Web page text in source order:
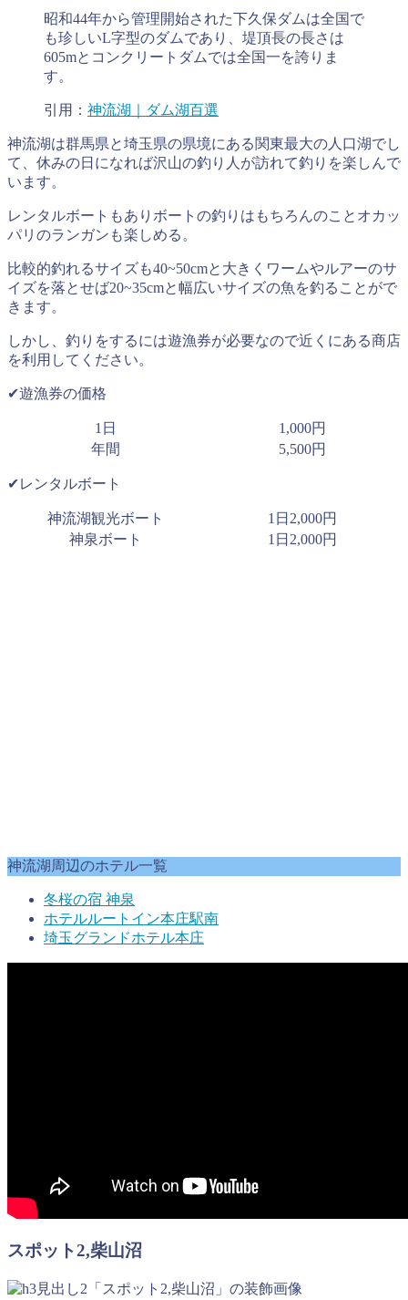
昭和44年から管理開始された下久保ダムは全国で
も珍しいL字型のダムであり、堤頂長の長さは
605mとコンクリートダムでは全国一を誇りま
す。
引用： 神流湖｜ダム湖百選
神流湖は群馬県と埼玉県の県境にある関東最大の人口湖でし
て、休みの日になれば沢山の釣り人が訪れて釣りを楽しんで
います。
レンタルボートもありボートの釣りはもちろんのことオカッ
パリのランガンも楽しめる。
比較的釣れるサイズも40~50cmと大きくワームやルアーのサ
イズを落とせば20~35cmと幅広いサイズの魚を釣ることがで
きます。
しかし、釣りをするには遊漁券が必要なので近くにある商店
を利用してください。
✔︎遊漁券の価格
1日
1,000円
年間
5,500円
✔︎レンタルボート
神流湖観光ボート
1日2,000円
神泉ボート
1日2,000円
神流湖周辺のホテル一覧
冬桜の宿 神泉
ホテルルートイン本庄駅南
埼玉グランドホテル本庄
スポット2,柴山沼